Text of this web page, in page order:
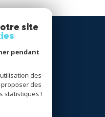
site
pendant
des
des
statistiques !